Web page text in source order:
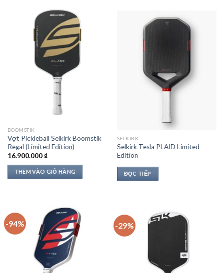
BOOMSTIK
Vợt Pickleball Selkirk Boomstik
Regal (Limited Edition)
16.900.000₫
THÊM VÀO GIỎ HÀNG
SELKIRK
Selkirk Tesla PLAID Limited
Edition
ĐỌC TIẾP
-94% -29%